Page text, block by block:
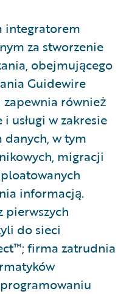
integratorem
za stworzenie
obejmującego
Guidewire
również
usługi w zakresie
danych, w tym
migracji
informacją.
pierwszych
do sieci
firma zatrudnia